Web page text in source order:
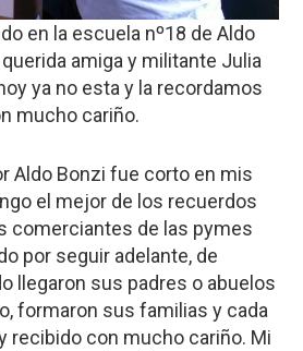
en la escuela nº18 de Aldo
amiga y militante Julia
ya no esta y la recordamos
mucho cariño.
Aldo Bonzi fue corto en mis
el mejor de los recuerdos
comerciantes de las pymes
por seguir adelante, de
llegaron sus padres o abuelos
formaron sus familias y cada
recibido con mucho cariño. Mi